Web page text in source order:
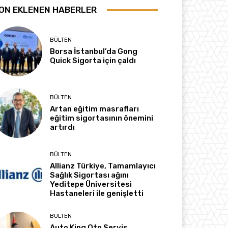
EKLENEN HABERLER
BÜLTEN
Borsa İstanbul’da Gong
Quick Sigorta için çaldı
BÜLTEN
Artan eğitim masrafları
eğitim sigortasının önemini
artırdı
BÜLTEN
Allianz Türkiye, Tamamlayıcı
Sağlık Sigortası ağını
Yeditepe Üniversitesi
Hastaneleri ile genişletti
BÜLTEN